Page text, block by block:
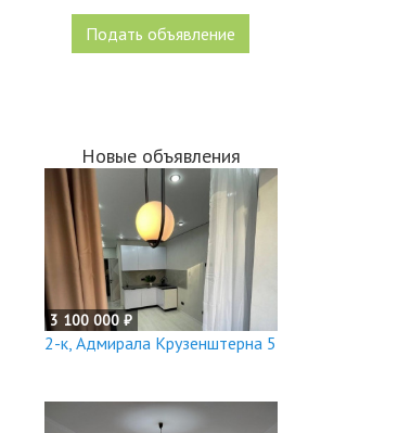
Подать объявление
Новые объявления
3 100 000 ₽
2-к, Адмирала Крузенштерна 5